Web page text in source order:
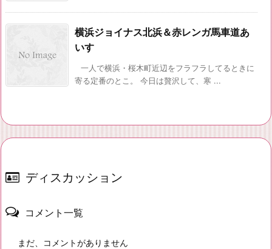
横浜ジョイナス北浜＆赤レンガ馬車道あ
いす
一人で横浜・桜木町近辺をフラフラしてるときに
寄る定番のとこ。 今日は贅沢して、寒 ...
ディスカッション
コメント一覧
まだ、コメントがありません